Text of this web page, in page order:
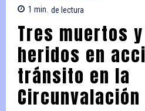
1 min. de lectura
Tres muertos
heridos en
tránsito en la
Circunvalación